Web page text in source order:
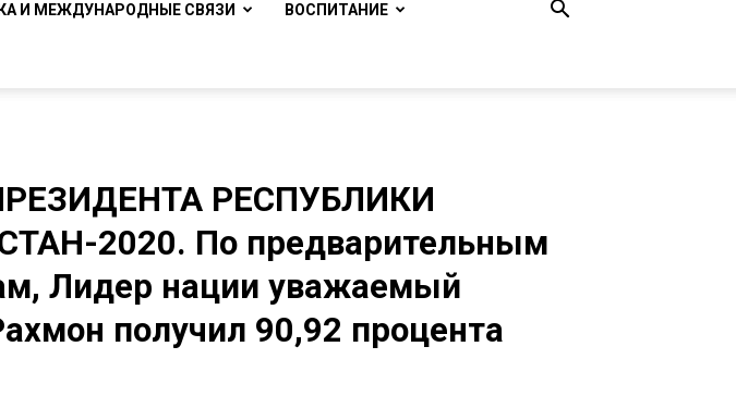
И МЕЖДУНАРОДНЫЕ СВЯЗИ ВОСПИТАНИЕ
РЕСПУБЛИКИ
2020. По предварительным
Лидер нации уважаемый
получил 90,92 процента